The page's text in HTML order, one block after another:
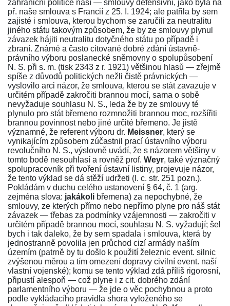
zahraniční politice naší — smlouvy defensivní, jako byla na
př. naše smlouva s Francií z 25. I. 1924; ale patřila by sem
zajisté i smlouva, kterou bychom se zaručili za neutralitu
jiného státu takovým způsobem, že by ze smlouvy plynul
závazek hájiti neutralitu dotyčného státu po případě i
zbraní. Známé a často citované dobré zdání ústavně-
právního výboru poslanecké sněmovny o spolupůsobení
N. S. při s. m. (tisk 2343 z r. 1921) většinou hlasů — zřejmě
spíše z důvodů politických nežli čistě právnických —
vyslovilo arci názor, že smlouva, kterou se stát zavazuje v
určitém případě zakročiti brannou mocí, sama o sobě
nevyžaduje souhlasu N. S., leda že by ze smlouvy té
plynulo pro stát břemeno rozmnožiti brannou moc, rozšířiti
brannou povinnost nebo jiné určité břemeno. Je jistě
významné, že referent výboru dr. Meissner, který se
vynikajícím způsobem zúčastnil prací ústavního výboru
revolučního N. S., výslovně uvádí, že s názorem většiny v
tomto bodě nesouhlasí a rovněž prof. Weyr, také význačný
spolupracovník při tvoření ústavní listiny, projevuje názor,
že tento výklad se dá stěží udržeti (l. c. str. 251 pozn.).
Pokládám v duchu celého ustanovení § 64, č. 1 (arg.
zejména slova: jakákoli břemena) za nepochybné, že
smlouvy, ze kterých přímo nebo nepřímo plyne pro náš stát
závazek — třebas za podmínky vzájemnosti — zakročiti v
určitém případě brannou mocí, souhlasu N. S. vyžadují; šel
bych i tak daleko, že by sem spadala i smlouva, která by
jednostranně povolila jen průchod cizí armády naším
územím (patrně by tu došlo k použití železnic event. silnic
zvýšenou měrou a tím omezení dopravy civilní event. naší
vlastní vojenské); komu se tento výklad zdá příliš rigorosní,
připustí alespoň — což plyne i z cit. dobrého zdání
parlamentního výboru — že jde o věc pochybnou a proto
podle vykládacího pravidla shora vyloženého se